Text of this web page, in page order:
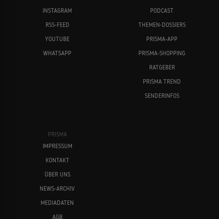
INSTAGRAM
RSS-FEED
YOUTUBE
WHATSAPP
PODCAST
THEMEN-DOSSIERS
PRISMA-APP
PRISMA-SHOPPING
RATGEBER
PRISMA TREND
SENDERINFOS
PRISMA
IMPRESSUM
KONTAKT
ÜBER UNS
NEWS-ARCHIV
MEDIADATEN
AGB